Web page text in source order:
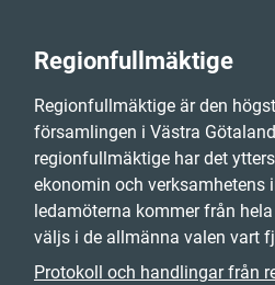
Regionfullmäktige
Regionfullmäktige är den
församlingen i Västra
regionfullmäktige har det
ekonomin och verksamhetens
ledamöterna kommer från
väljs i de allmänna valen vart
Protokoll och handlingar från